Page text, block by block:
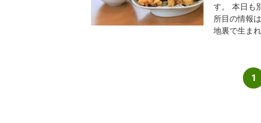
す。 本日も
所目の情報
地裏で生ま
1